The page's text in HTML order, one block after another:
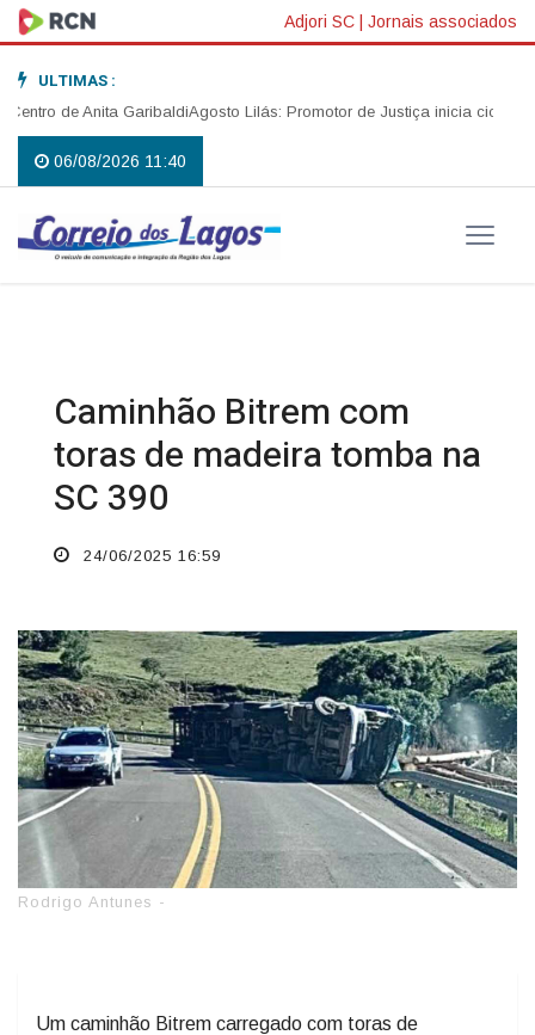
Adjori SC | Jornais associados
ULTIMAS :
de Anita GaribaldiAgosto Lilás: Promotor de Justiça inicia ciclo de
06/08/2026 11:40
Caminhão Bitrem com
toras de madeira tomba na
SC 390
24/06/2025 16:59
Rodrigo Antunes -
Um caminhão Bitrem carregado com toras de